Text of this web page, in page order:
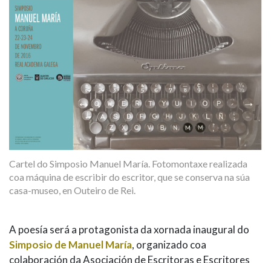
Cartel do Simposio Manuel María. Fotomontaxe realizada
coa máquina de escribir do escritor, que se conserva na súa
casa-museo, en Outeiro de Rei.
A poesía será a protagonista da xornada inaugural do
Simposio de Manuel María, organizado coa
colaboración da Asociación de Escritoras e Escritores